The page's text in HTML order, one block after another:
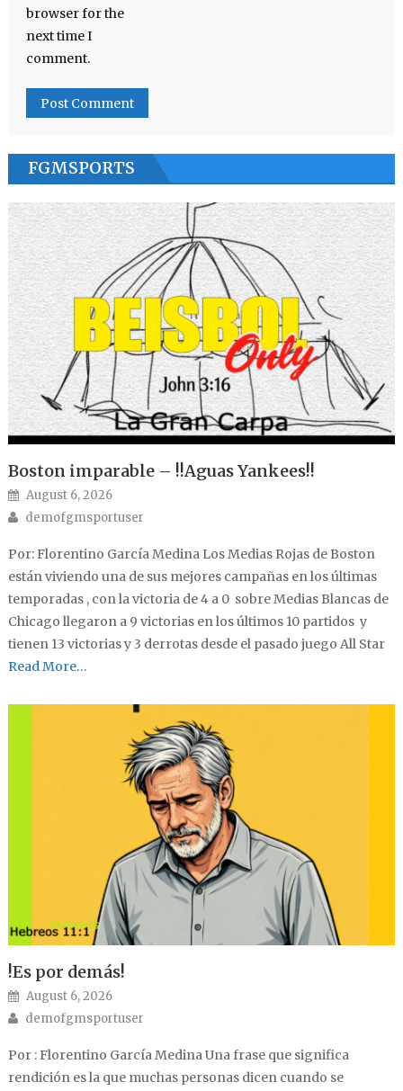
browser for the
next time I
comment.
FGMSPORTS
Boston imparable – !!Aguas Yankees!!
Posted on
August 6, 2026
Author
demofgmsportuser
Por: Florentino García Medina Los Medias Rojas de Boston
están viviendo una de sus mejores campañas en los últimas
temporadas , con la victoria de 4 a 0 sobre Medias Blancas de
Chicago llegaron a 9 victorias en los últimos 10 partidos y
tienen 13 victorias y 3 derrotas desde el pasado juego All Star
Read More…
!Es por demás!
Posted on
August 6, 2026
Author
demofgmsportuser
Por : Florentino García Medina Una frase que significa
rendición es la que muchas personas dicen cuando se